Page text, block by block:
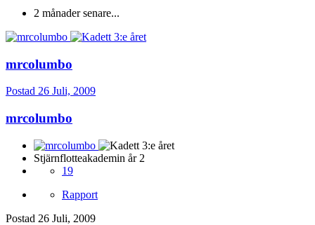
2 månader senare...
mrcolumbo
Postad 26 Juli, 2009
mrcolumbo
Stjärnflotteakademin år 2
19
Rapport
Postad 26 Juli, 2009